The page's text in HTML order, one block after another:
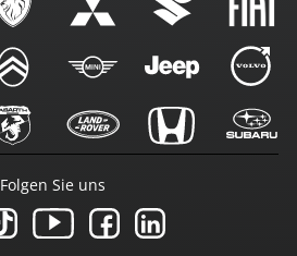
Folgen Sie uns